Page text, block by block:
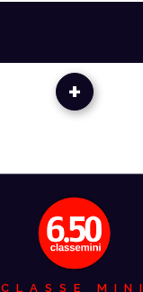
+
CLASSE MINI